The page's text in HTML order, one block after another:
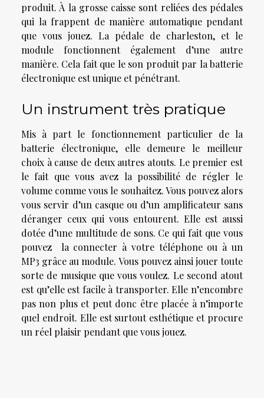
produit. À la grosse caisse sont reliées des pédales
qui la frappent de manière automatique pendant
que vous jouez. La pédale de charleston, et le
module fonctionnent également d’une autre
manière. Cela fait que le son produit par la batterie
électronique est unique et pénétrant.
Un instrument très pratique
Mis à part le fonctionnement particulier de la
batterie électronique, elle demeure le meilleur
choix à cause de deux autres atouts. Le premier est
le fait que vous avez la possibilité de régler le
volume comme vous le souhaitez. Vous pouvez alors
vous servir d’un casque ou d’un amplificateur sans
déranger ceux qui vous entourent. Elle est aussi
dotée d’une multitude de sons. Ce qui fait que vous
pouvez la connecter à votre téléphone ou à un
MP3 grâce au module. Vous pouvez ainsi jouer toute
sorte de musique que vous voulez. Le second atout
est qu’elle est facile à transporter. Elle n’encombre
pas non plus et peut donc être placée à n’importe
quel endroit. Elle est surtout esthétique et procure
un réel plaisir pendant que vous jouez.